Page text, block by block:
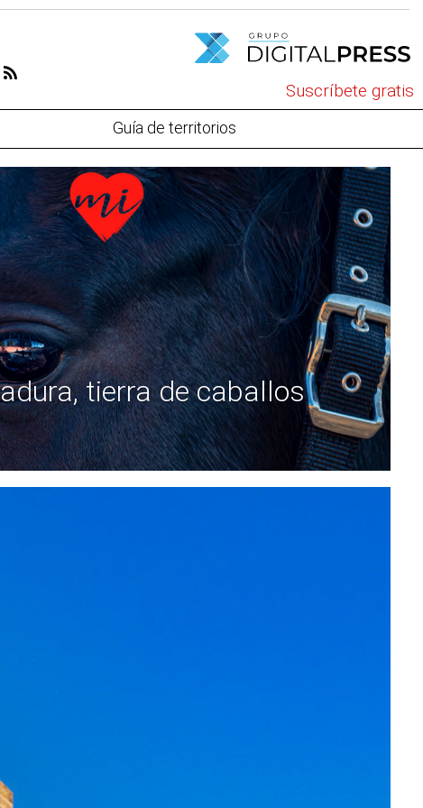
Suscríbete gratis
Guía de territorios
tierra de caballos